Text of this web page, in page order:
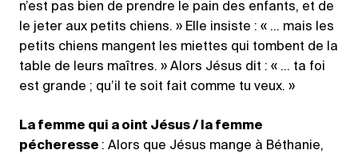
n’est pas bien de prendre le pain des enfants, et de
le jeter aux petits chiens. » Elle insiste : « … mais les
petits chiens mangent les miettes qui tombent de la
table de leurs maîtres. » Alors Jésus dit : « … ta foi
est grande ; qu’il te soit fait comme tu veux. »
La femme qui a oint Jésus / la femme
pécheresse : Alors que Jésus mange à Béthanie,